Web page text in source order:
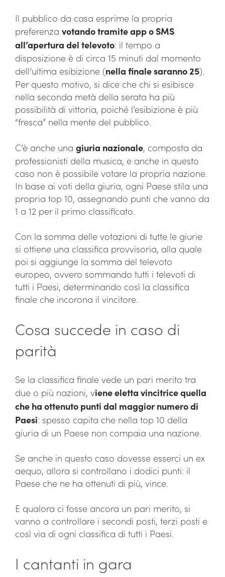
Il pubblico da casa esprime la propria
preferenza votando tramite app o SMS
all’apertura del televoto: il tempo a
disposizione è di circa 15 minuti dal momento
dell’ultima esibizione (nella finale saranno 25).
Per questo motivo, si dice che chi si esibisce
nella seconda metà della serata ha più
possibilità di vittoria, poiché l’esibizione è più
“fresca” nella mente del pubblico.
C’è anche una giuria nazionale, composta da
professionisti della musica, e anche in questo
caso non è possibile votare la propria nazione.
In base ai voti della giuria, ogni Paese stila una
propria top 10, assegnando punti che vanno da
1 a 12 per il primo classificato.
Con la somma delle votazioni di tutte le giurie
si ottiene una classifica provvisoria, alla quale
poi si aggiunge la somma del televoto
europeo, ovvero sommando tutti i televoti di
tutti i Paesi, determinando così la classifica
finale che incorona il vincitore.
Cosa succede in caso di
parità
Se la classifica finale vede un pari merito tra
due o più nazioni, viene eletta vincitrice quella
che ha ottenuto punti dal maggior numero di
Paesi: spesso capita che nella top 10 della
giuria di un Paese non compaia una nazione.
Se anche in questo caso dovesse esserci un ex
aequo, allora si controllano i dodici punti: il
Paese che ne ha ottenuti di più, vince.
E qualora ci fosse ancora un pari merito, si
vanno a controllare i secondi posti, terzi posti e
così via di ogni classifica di tutti i Paesi.
I cantanti in gara